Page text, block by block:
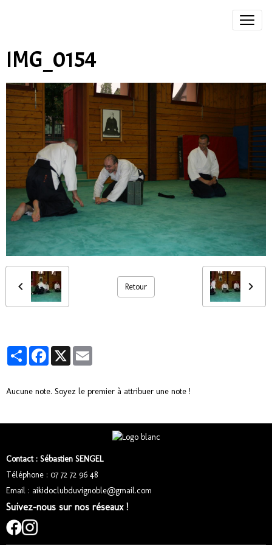
IMG_0154
Retour
PartagerFacebook
X
Aucune note. Soyez le premier à attribuer une note !
Contact : Sébastien SENGEL
Téléphone : 07 72 72 96 48
Email : aikidoclubduvignoble@gmail.com
Suivez-nous sur nos réseaux !